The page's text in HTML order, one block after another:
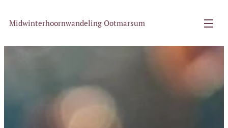
Midwinterhoornwandeling Ootmarsum